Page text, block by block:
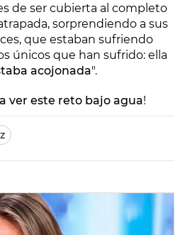
de ser cubierta al completo
sorprendiendo a sus
que estaban sufriendo
únicos que han sufrido: ella
acojonada".
ver este reto bajo agua!